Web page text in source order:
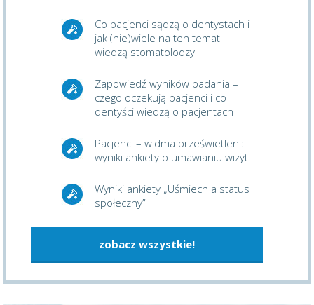
Co pacjenci sądzą o dentystach i
jak (nie)wiele na ten temat
wiedzą stomatolodzy
Zapowiedź wyników badania –
czego oczekują pacjenci i co
dentyści wiedzą o pacjentach
Pacjenci – widma prześwietleni:
wyniki ankiety o umawianiu wizyt
Wyniki ankiety „Uśmiech a status
społeczny”
zobacz wszystkie!